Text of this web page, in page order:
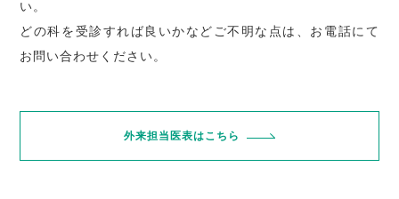
い。
どの科を受診すれば良いかなどご不明な点は、お電話にて
お問い合わせください。
外来担当医表はこちら